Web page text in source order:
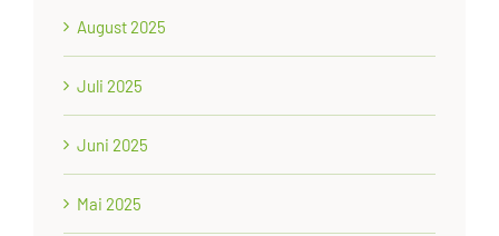
August 2025
Juli 2025
Juni 2025
Mai 2025